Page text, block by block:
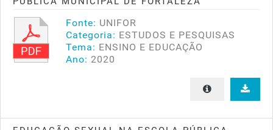
Fonte: UNIFOR
Categoria: ESTUDOS E PESQUISAS
Tema: ENSINO E EDUCAÇÃO
Ano: 2020